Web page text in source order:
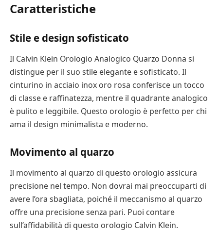
Caratteristiche
Stile e design sofisticato
Il Calvin Klein Orologio Analogico Quarzo Donna si
distingue per il suo stile elegante e sofisticato. Il
cinturino in acciaio inox oro rosa conferisce un tocco
di classe e raffinatezza, mentre il quadrante analogico
è pulito e leggibile. Questo orologio è perfetto per chi
ama il design minimalista e moderno.
Movimento al quarzo
Il movimento al quarzo di questo orologio assicura
precisione nel tempo. Non dovrai mai preoccuparti di
avere l’ora sbagliata, poiché il meccanismo al quarzo
offre una precisione senza pari. Puoi contare
sull’affidabilità di questo orologio Calvin Klein.